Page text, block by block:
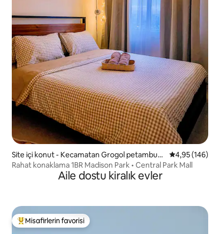
Site içi konut - Kecamatan Grogol petambura
n
5 üzerinden
4,95 (146)
Rahat konaklama 1BR Madison Park • Central Park Mall
Aile dostu kiralık evler
Misafirlerin favorilerinden en beğenilenler arasında
Misafirlerin favorisi